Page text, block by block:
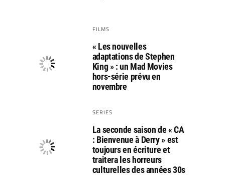
FILMS
« Les nouvelles
adaptations de Stephen
King » : un Mad Movies
hors-série prévu en
novembre
SERIES
La seconde saison de « CA
: Bienvenue à Derry » est
toujours en écriture et
traitera les horreurs
culturelles des années 30s